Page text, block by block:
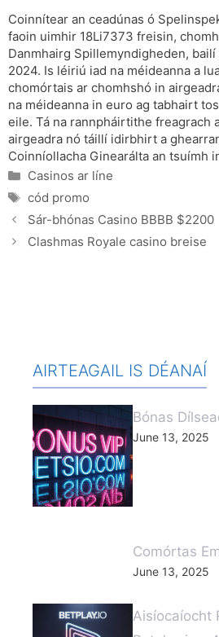
Coinnítear an ceadúnas ó
faoin uimhir 18Li7373 freisin,
Danmhairg Spillemyndigheden, bailí
2024. Is léiriú iad na méideanna a
chomórtais ar chomhshó in
na méideanna in euro ag tabhairt
eile. Tá na rannpháirtithe freagrach
airgeadra nó táillí idirbhirt a
Coinníollacha Ginearálta an tsuímh
Categories
Casinos ar líne
Tags
cód promo
Sár-bhónas Casino BBBB $2200
Clashmas Royale casino breise
AIRTEAGAIL IS DÉANAÍ
Bónas
June 13, 2025
Comórtas
June 13, 2025
Aisíocaíocht